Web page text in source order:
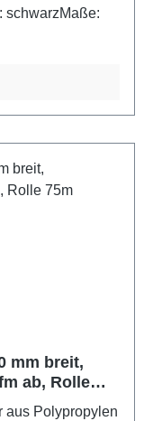
schwarzMaße:
mm breit,
ab, Rolle
aus Polypropylen